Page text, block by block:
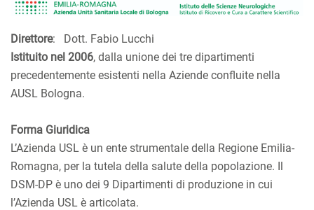
Direttore: Dott. Fabio Lucchi
Istituito nel 2006, dalla unione dei tre dipartimenti
precedentemente esistenti nella Aziende confluite nella
AUSL Bologna.
Forma Giuridica
L’Azienda USL è un ente strumentale della Regione Emilia-
Romagna, per la tutela della salute della popolazione. Il
DSM-DP è uno dei 9 Dipartimenti di produzione in cui
l’Azienda USL è articolata.